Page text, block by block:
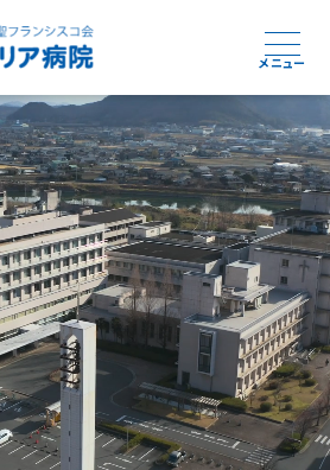
メニュー
心をあなたに
ける地域医療
ら終末期まで
支える医療
ら回復期へと
なぐ医療
育てる医療